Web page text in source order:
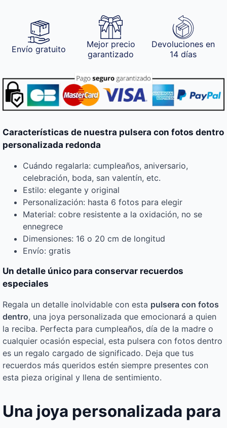
Envío gratuito
Mejor precio
garantizado
Devoluciones en
14 días
Características de nuestra pulsera con fotos dentro
personalizada redonda
Cuándo regalarla: cumpleaños, aniversario,
celebración, boda, san valentín, etc.
Estilo: elegante y original
Personalización: hasta 6 fotos para elegir
Material: cobre resistente a la oxidación, no se
ennegrece
Dimensiones: 16 o 20 cm de longitud
Envío: gratis
Un detalle único para conservar recuerdos
especiales
Regala un detalle inolvidable con esta pulsera con fotos
dentro, una joya personalizada que emocionará a quien
la reciba. Perfecta para cumpleaños, día de la madre o
cualquier ocasión especial, esta pulsera con fotos dentro
es un regalo cargado de significado. Deja que tus
recuerdos más queridos estén siempre presentes con
esta pieza original y llena de sentimiento.
Una joya personalizada para